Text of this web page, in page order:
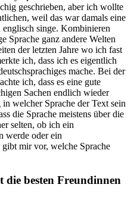
geschrieben, aber ich wollte
weil das war damals eine
englisch singe. Kombinieren
Sprache ganz andere Welten
der letzten Jahre wo ich fast
ich, dass ich es eigentlich
mache. Bei der
ich, dass es eine gute
Sachen endlich wieder
welcher Sprache der Text sein
die Sprache meistens über die
selten, ob ich ein
werde oder ein
mir vor, welche Sprache
besten Freundinnen